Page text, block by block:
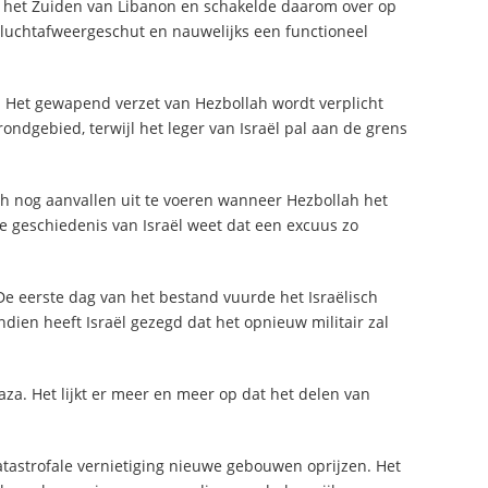
Zuiden van Libanon en schakelde daarom over op
en nauwelijks een functioneel
gewapend verzet van Hezbollah wordt verplicht
terwijl het leger van Israël pal aan de grens
nog aanvallen uit te voeren wanneer Hezbollah het
van Israël weet dat een excuus zo
eerste dag van het bestand vuurde het Israëlisch
heeft Israël gezegd dat het opnieuw militair zal
Het lijkt er meer en meer op dat het delen van
vernietiging nieuwe gebouwen oprijzen. Het